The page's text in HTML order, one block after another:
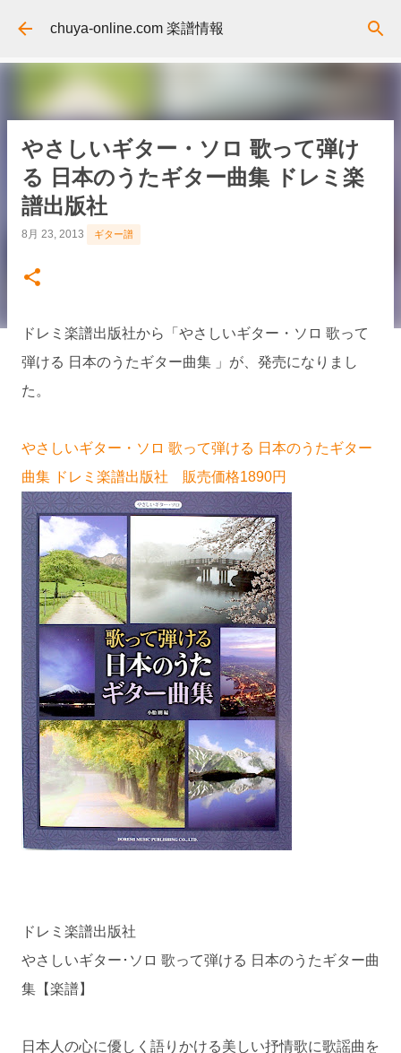
スキップしてメイン コンテンツに移動
chuya-online.com 楽譜情報
やさしいギター・ソロ 歌って弾け
る 日本のうたギター曲集 ドレミ楽
譜出版社
8月 23, 2013 ギター譜
ドレミ楽譜出版社から「やさしいギター・ソロ 歌って
弾ける 日本のうたギター曲集 」が、発売になりまし
た。
やさしいギター・ソロ 歌って弾ける 日本のうたギター
曲集 ドレミ楽譜出版社 販売価格1890円
ドレミ楽譜出版社
やさしいギター･ソロ 歌って弾ける 日本のうたギター曲
集【楽譜】
日本人の心に優しく語りかける美しい抒情歌に歌謡曲を